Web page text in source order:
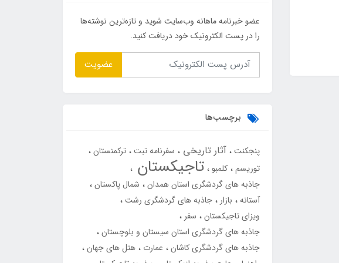
عضو خبرنامه ماهانه وب‌سایت شوید و تازه‌ترین نوشته‌ها
را در پست الکترونیک خود دریافت کنید.
عضویت
برچسب‌ها
پنجکنت آثار تاریخی سفرنامه تبت ترکمنستان
توریسم کلمبو تاجیکستان
جاذبه های گردشگری استان همدان شمال پاکستان
آستانه بازار جاذبه های گردشگری رشت
ویزای تاجیکستان سفر
جاذبه های گردشگری استان سیستان و بلوچستان
جاذبه های گردشگری کاشان عمارت هتل های جهان